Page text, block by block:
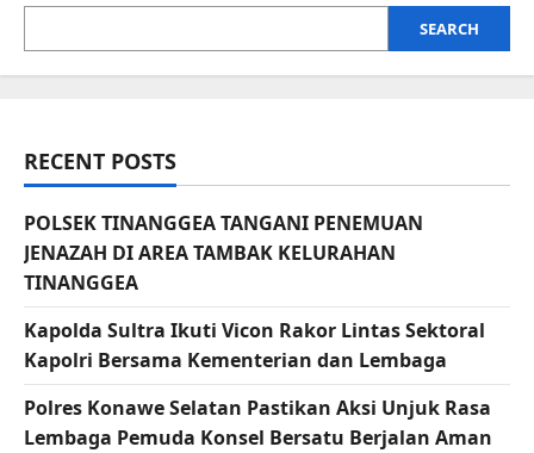
SEARCH
RECENT POSTS
POLSEK TINANGGEA TANGANI PENEMUAN
JENAZAH DI AREA TAMBAK KELURAHAN
TINANGGEA
Kapolda Sultra Ikuti Vicon Rakor Lintas Sektoral
Kapolri Bersama Kementerian dan Lembaga
Polres Konawe Selatan Pastikan Aksi Unjuk Rasa
Lembaga Pemuda Konsel Bersatu Berjalan Aman